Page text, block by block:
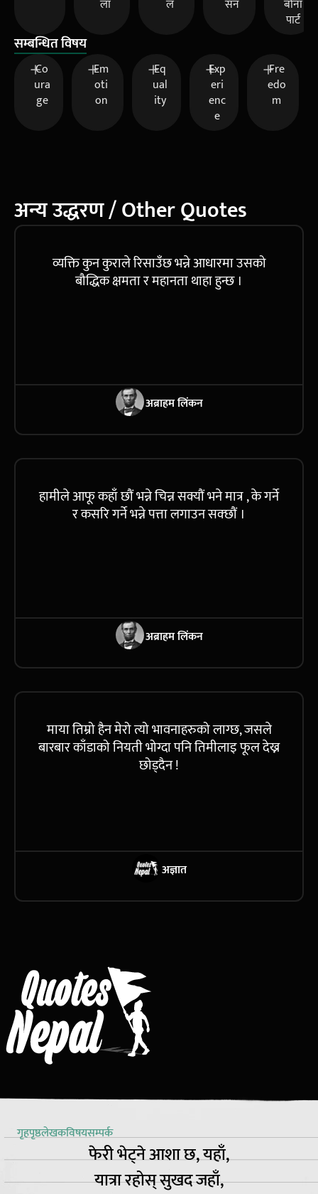
ला ल सन बोना
पार्ट
सम्बन्धित विषय
Co
ura
ge
Em
oti
on
Eq
ual
ity
Exp
eri
enc
e
Fre
edo
m
अन्य उद्धरण / Other Quotes
व्यक्ति कुन कुराले रिसाउँछ भन्ने आधारमा उसको
बौद्धिक क्षमता र महानता थाहा हुन्छ ।
अब्राहम लिंकन
हामीले आफू कहाँ छौं भन्ने चिन्न सक्यौं भने मात्र , के गर्ने
र कसरि गर्ने भन्ने पत्ता लगाउन सक्छौं ।
अब्राहम लिंकन
माया तिम्रो हैन मेरो त्यो भावनाहरुको लाग्छ, जसले
बारबार काँडाको नियती भोग्दा पनि तिमीलाइ फूल देख्न
छोड्दैन !
अज्ञात
गृहपृष्ठलेखकविषयसम्पर्क
फेरी भेट्ने आशा छ, यहाँ,
यात्रा रहोस् सुखद जहाँ,